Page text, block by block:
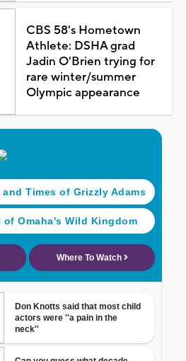
CBS 58's Hometown
Athlete: DSHA grad
Jadin O'Brien trying for
rare winter/summer
Olympic appearance